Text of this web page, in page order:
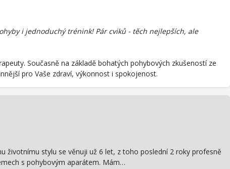
i jednoduchý trénink! Pár cviků - těch nejlepších, ale
Současně na základě bohatých pohybových zkušeností ze
pro Vaše zdraví, výkonnost i spokojenost.
životnímu stylu se věnuji už 6 let, z toho poslední 2 roky profesně
s pohybovým aparátem. Mám…